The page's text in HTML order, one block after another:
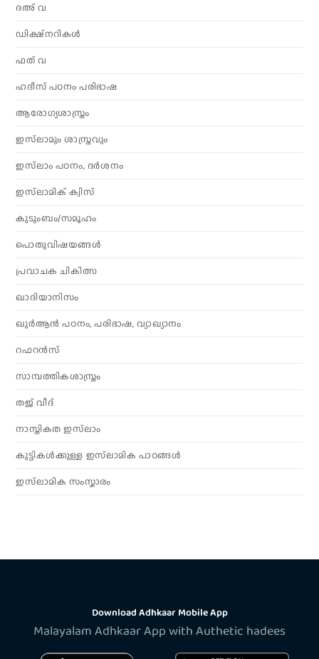
ദഅ് വ
ഡിക്ഷ്നറികൾ
ഫത് വ
ഹദീസ് പഠനം പരിഭാഷ
ആരോഗ്യശാസ്ത്രം
ഇസ്‌ലാമും ശാസ്ത്രവും
ഇസ്‌ലാം പഠനം, ദർശനം
ഇസ്‌ലാമിക് ക്വിസ്
കുടുംബം/സമൂഹം
പൊതുവിഷയങ്ങൾ
പ്രവാചക ചികിത്സ
ഖാദിയാനിസം
ഖുർആൻ പഠനം, പരിഭാഷ, വ്യാഖ്യാനം
റഫറൻസ്
സാമ്പത്തികശാസ്ത്രം
തജ് വീദ്
നാസ്തികത ഇസ്‌ലാം
കുട്ടികൾക്കുള്ള ഇസ്‌ലാമിക പാഠങ്ങൾ
ഇസ്‌ലാമിക സംസ്കാരം
Download Adhkaar Mobile App
Malayalam Adhkaar App with Authetic hadees